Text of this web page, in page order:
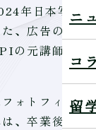
ニ
コ
留
年日本写真
、広告の分
の元講師で
ォトフィー
、卒業後か